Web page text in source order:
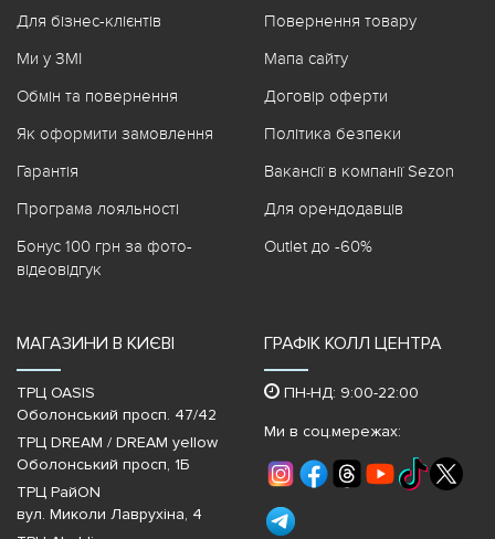
Для бізнес-клієнтів
Ми у ЗМІ
Обмін та повернення
Як оформити замовлення
Гарантія
Програма лояльності
Бонус 100 грн за фото-
відеовідгук
Повернення товару
Мапа сайту
Договір оферти
Політика безпеки
Вакансії в компанії Sezon
Для орендодавців
Outlet до -60%
МАГАЗИНИ В КИЄВІ
ТРЦ OASIS
Оболонський просп. 47/42
ТРЦ DREAM / DREAM yellow
Оболонський просп, 1Б
ТРЦ РайON
вул. Миколи Лаврухіна, 4
ГРАФІК КОЛЛ ЦЕНТРА
ПН-НД: 9:00-22:00
Ми в соц.мережах: